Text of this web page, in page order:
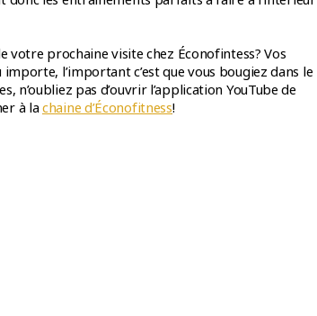
votre prochaine visite chez Éconofintess? Vos
l’important c’est que vous bougiez dans le
n’oubliez pas d’ouvrir l’application YouTube de
à lachaine d’Éconofitness!